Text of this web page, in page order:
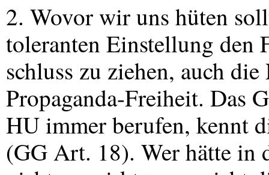
2. Wovor wir uns hüten
toleranten Einstellung den
schluss zu ziehen, auch
Propaganda-Freiheit. Das
HU immer berufen, kennt
(GG Art. 18). Wer hätte in